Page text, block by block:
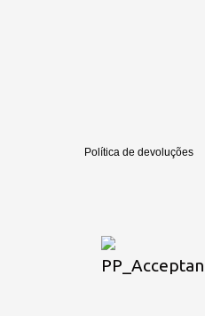
Política de devoluções